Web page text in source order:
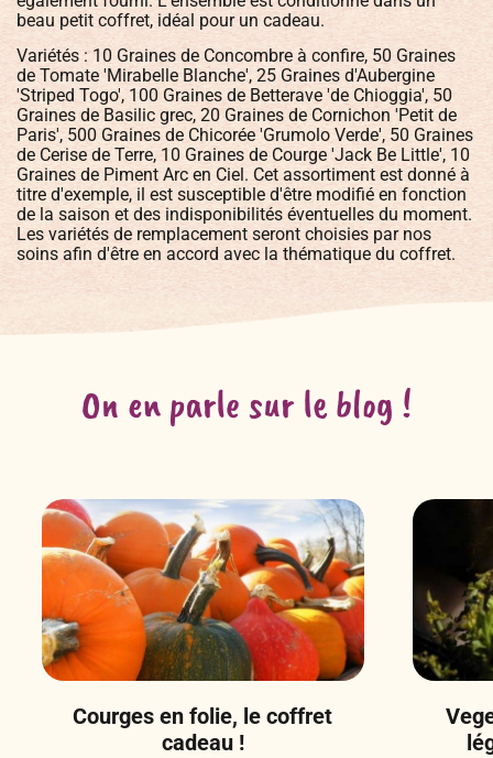
beau petit coffret, idéal pour un cadeau.
Variétés : 10 Graines de Concombre à confire, 50 Graines
de Tomate 'Mirabelle Blanche', 25 Graines d'Aubergine
'Striped Togo', 100 Graines de Betterave 'de Chioggia', 50
Graines de Basilic grec, 20 Graines de Cornichon 'Petit de
Paris', 500 Graines de Chicorée 'Grumolo Verde', 50 Graines
de Cerise de Terre, 10 Graines de Courge 'Jack Be Little', 10
Graines de Piment Arc en Ciel. Cet assortiment est donné à
titre d'exemple, il est susceptible d'être modifié en fonction
de la saison et des indisponibilités éventuelles du moment.
Les variétés de remplacement seront choisies par nos
soins afin d'être en accord avec la thématique du coffret.
On en parle sur le blog !
Courges en folie, le coffret
cadeau !